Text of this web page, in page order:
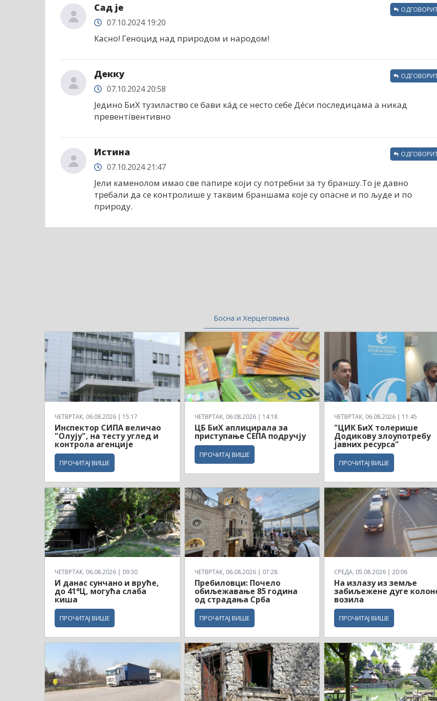
Сад је
07.10.2024 19:20
Касно! Геноцид над природом и народом!
Декку
07.10.2024 20:58
Једино БиХ тузиластво се бави кáд се несто себе Дéси последицама а никад
превентíвентивно
Истина
07.10.2024 21:47
Јели каменолом имао све папире који су потребни за ту браншу.То је давно
требали да се контролише у таквим браншама које су опасне и по људе и по
природу.
Босна и Херцеговина
ЧЕТВРТАК, 06.08.2026 | 15:17
Инспектор СИПА величао
"Олују", на тесту углед и
контрола агенције
ПРОЧИТАЈ ВИШЕ
ЧЕТВРТАК, 06.08.2026 | 14:18
ЦБ БиХ аплицирала за
приступање СЕПА подручју
ПРОЧИТАЈ ВИШЕ
ЧЕТВРТАК, 06.08.2026 | 11:45
"ЦИК БиХ толерише
Додикову злоупотребу
јавних ресурса"
ПРОЧИТАЈ ВИШЕ
ЧЕТВРТАК, 06.08.2026 | 09:30
И данас сунчано и вруће,
до 41°Ц, могућа слаба
киша
ПРОЧИТАЈ ВИШЕ
ЧЕТВРТАК, 06.08.2026 | 07:28
Пребиловци: Почело
обиљежавање 85 година
од страдања Срба
ПРОЧИТАЈ ВИШЕ
СРЕДА, 05.08.2026 | 20:06
На излазу из земље
забиљежене дуге
возила
ПРОЧИТАЈ ВИШЕ